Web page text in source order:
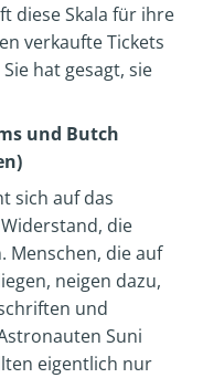
diese Skala für ihre
verkaufte Tickets
hat gesagt, sie
und Butch
sich auf das
die
die auf
neigen dazu,
und
Suni
eigentlich nur